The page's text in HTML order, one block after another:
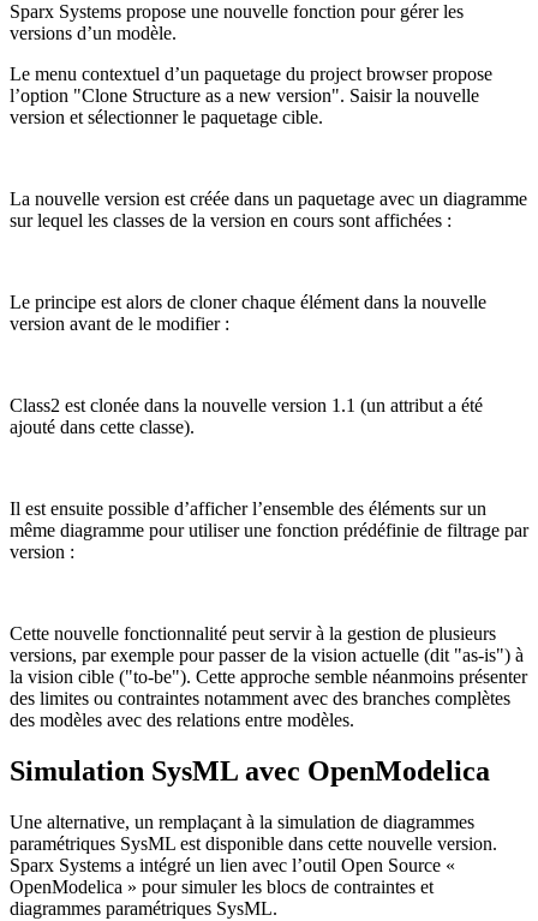
Sparx Systems propose une nouvelle fonction pour gérer les
versions d’un modèle.
Le menu contextuel d’un paquetage du project browser propose
l’option "Clone Structure as a new version". Saisir la nouvelle
version et sélectionner le paquetage cible.
La nouvelle version est créée dans un paquetage avec un diagramme
sur lequel les classes de la version en cours sont affichées :
Le principe est alors de cloner chaque élément dans la nouvelle
version avant de le modifier :
Class2 est clonée dans la nouvelle version 1.1 (un attribut a été
ajouté dans cette classe).
Il est ensuite possible d’afficher l’ensemble des éléments sur un
même diagramme pour utiliser une fonction prédéfinie de filtrage par
version :
Cette nouvelle fonctionnalité peut servir à la gestion de plusieurs
versions, par exemple pour passer de la vision actuelle (dit "as-is") à
la vision cible ("to-be"). Cette approche semble néanmoins présenter
des limites ou contraintes notamment avec des branches complètes
des modèles avec des relations entre modèles.
Simulation SysML avec OpenModelica
Une alternative, un remplaçant à la simulation de diagrammes
paramétriques SysML est disponible dans cette nouvelle version.
Sparx Systems a intégré un lien avec l’outil Open Source «
OpenModelica » pour simuler les blocs de contraintes et
diagrammes paramétriques SysML.